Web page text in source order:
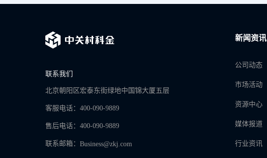
联系我们
北京朝阳区宏泰东街绿地中国锦大厦五层
客服电话：400-090-9889
售后电话：400-090-9889
联系邮箱： Business@zkj.com
新闻资讯
公司动态
市场活动
资源中心
媒体报道
行业资讯